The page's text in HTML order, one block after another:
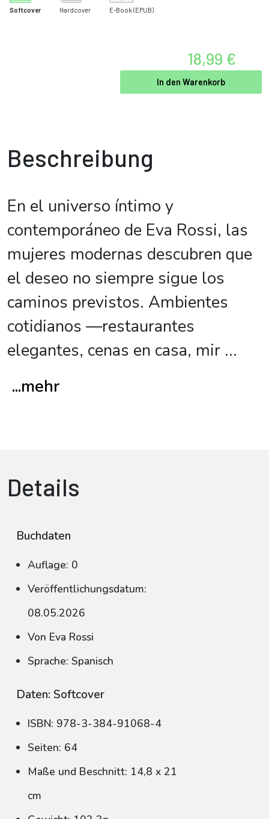
Softcover Hardcover E-Book (EPUB)
18,99 €
In den Warenkorb
Beschreibung
En el universo íntimo y
contemporáneo de Eva Rossi, las
mujeres modernas descubren que
el deseo no siempre sigue los
caminos previstos. Ambientes
cotidianos —restaurantes
elegantes, cenas en casa, mir ...
...mehr
Details
Buchdaten
Auflage: 0
Veröffentlichungsdatum:
08.05.2026
Von Eva Rossi
Sprache: Spanisch
Daten: Softcover
ISBN: 978-3-384-91068-4
Seiten: 64
Maße und Beschnitt: 14,8 x 21
cm